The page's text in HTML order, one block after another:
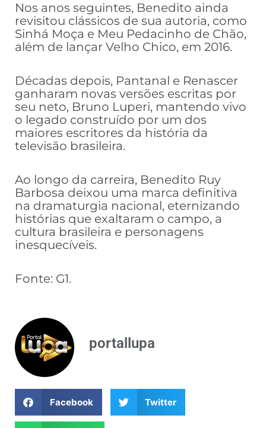
Nos anos seguintes, Benedito ainda
revisitou clássicos de sua autoria, como
Sinhá Moça e Meu Pedacinho de Chão,
além de lançar Velho Chico, em 2016.
Décadas depois, Pantanal e Renascer
ganharam novas versões escritas por
seu neto, Bruno Luperi, mantendo vivo
o legado construído por um dos
maiores escritores da história da
televisão brasileira.
Ao longo da carreira, Benedito Ruy
Barbosa deixou uma marca definitiva
na dramaturgia nacional, eternizando
histórias que exaltaram o campo, a
cultura brasileira e personagens
inesquecíveis.
Fonte: G1.
portallupa
Facebook Twitter